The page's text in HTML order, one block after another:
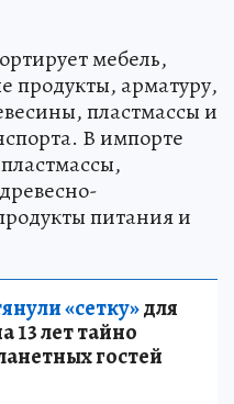
мебель,
продукты, арматуру,
пластмассы и
В импорте
питания и
«сетку»для
13 лет тайно
гостей